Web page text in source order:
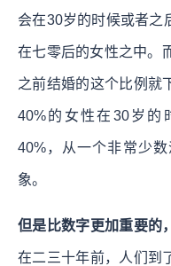
会在30岁的时候或者之
在七零后的女性之中。
之前结婚的这个比例就
40%的女性在30岁的
40%，从一个非常少
象。
但是比数字更加重要的
在二三十年前，人们到